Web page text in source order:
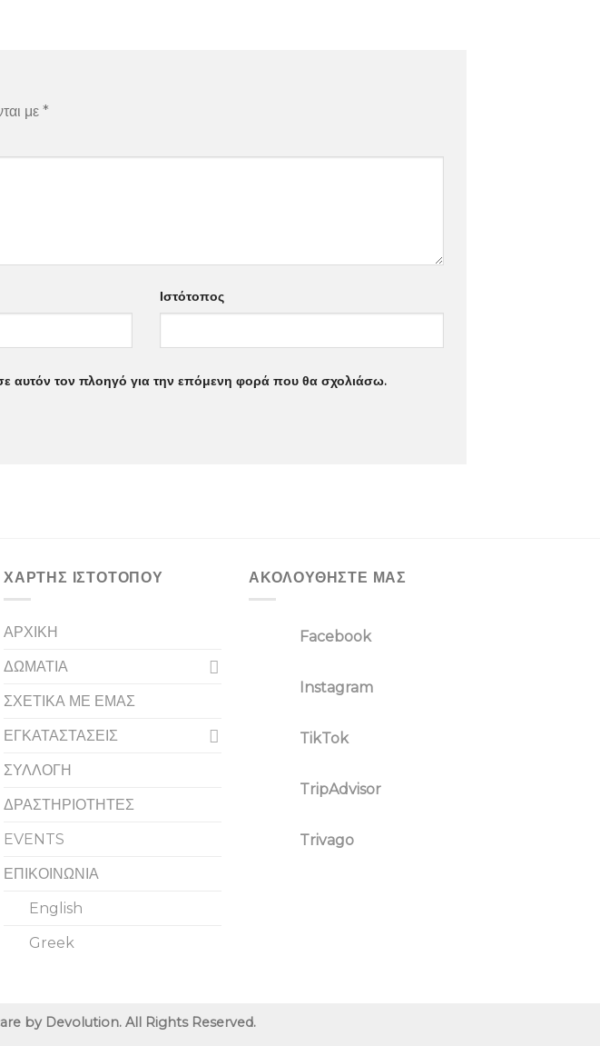
με *
Ιστότοπος
αυτόν τον πλοηγό για την επόμενη φορά που θα σχολιάσω.
ΧΑΡΤΗΣ ΙΣΤΟΤΟΠΟΥ
ΑΡΧΙΚΗ
ΔΩΜΑΤΙΑ
ΣΧΕΤΙΚΑ ΜΕ ΕΜΑΣ
ΕΓΚΑΤΑΣΤΑΣΕΙΣ
ΣΥΛΛΟΓΗ
ΔΡΑΣΤΗΡΙΟΤΗΤΕΣ
EVENTS
ΕΠΙΚΟΙΝΩΝΙΑ
English
Greek
ΑΚΟΛΟΥΘΗΣΤΕ ΜΑΣ
Facebook
Instagram
TikTok
TripAdvisor
Trivago
by Devolution. All Rights Reserved.